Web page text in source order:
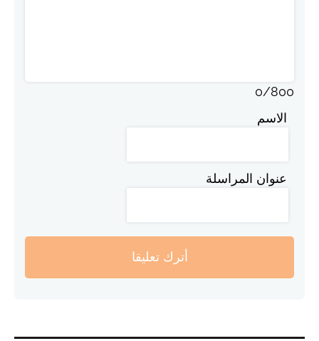
0/800
الاسم
عنوان المراسلة
أترك تعليقا